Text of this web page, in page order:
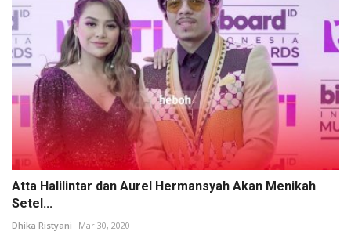
Atta Halilintar dan Aurel Hermansyah Akan Menikah
Setel...
Dhika Ristyani Mar 30, 2020